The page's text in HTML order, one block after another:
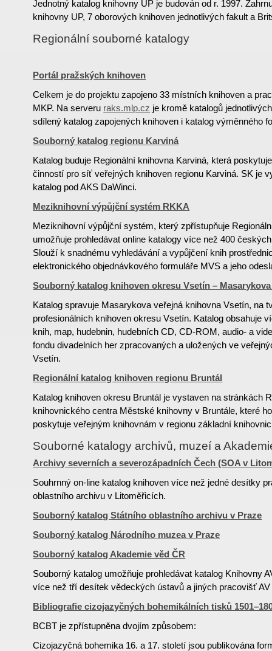
Jednotný katalog knihovny UP je budován od r. 1997.
knihovny UP, 7 oborových knihoven jednotlivých fakult a
Regionální souborné katalogy
Portál pražských knihoven
Celkem je do projektu zapojeno 33 místních knihoven a
MKP. Na serveru raks.mlp.cz je kromě katalogů
sdílený katalog zapojených knihoven i katalog výměnného
Souborný katalog regionu Karviná
Katalog buduje Regionální knihovna Karviná, která
činností pro síť veřejných knihoven regionu Karviná. SK je
katalog pod AKS DaWinci.
Meziknihovní výpůjční systém RKKA
Meziknihovní výpůjční systém, který zpřístupňuje
umožňuje prohledávat online katalogy více než 400
Slouží k snadnému vyhledávání a vypůjčení knih
elektronického objednávkového formuláře MVS a jeho
Souborný katalog knihoven okresu Vsetín –
Katalog spravuje Masarykova veřejná knihovna Vsetín, na
profesionálních knihoven okresu Vsetín. Katalog obsahuje
knih, map, hudebnin, hudebních CD, CD-ROM, audio- a
fondu divadelních her zpracovaných a uložených ve
Vsetín.
Regionální katalog knihoven regionu Bruntál
Katalog knihoven okresu Bruntál je vystaven na stránkách
knihovnického centra Městské knihovny v Bruntále, které
poskytuje veřejným knihovnám v regionu základní
Souborné katalogy archivů, muzeí a
Archivy severních a severozápadních Čech (SOA v
Souhrnný on-line katalog knihoven více než jedné desítky
oblastního archivu v Litoměřicích.
Souborný katalog Státního oblastního archivu v Praze
Souborný katalog Národního muzea v Praze
Souborný katalog Akademie věd ČR
Souborný katalog umožňuje prohledávat katalog Knihovny
více než tří desítek vědeckých ústavů a jiných pracovišť
Bibliografie cizojazyčných bohemikálních tisků
BCBT je zpřístupněna dvojím způsobem:
Cizojazyčná bohemika 16. a 17. století jsou publikována